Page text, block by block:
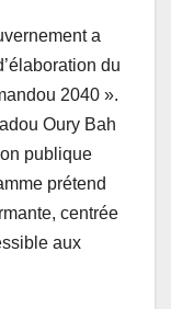
a
du
2040 ».
Oury Bah
publique
prétend
centrée
aux